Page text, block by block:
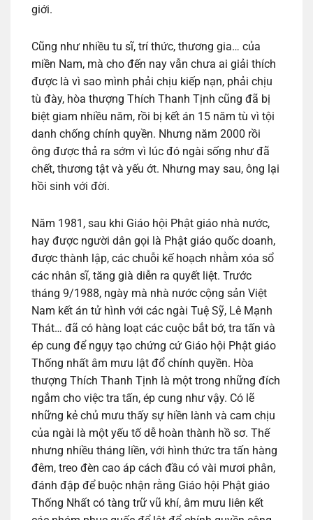
giới.
Cũng như nhiều tu sĩ, trí thức, thương gia… của
miền Nam, mà cho đến nay vẫn chưa ai giải thích
được là vì sao mình phải chịu kiếp nạn, phải chịu
tù đày, hòa thượng Thích Thanh Tịnh cũng đã bị
biệt giam nhiều năm, rồi bị kết án 15 năm tù vì tội
danh chống chính quyền. Nhưng năm 2000 rồi
ông được thả ra sớm vì lúc đó ngài sống như đã
chết, thương tật và yếu ớt. Nhưng may sau, ông lại
hồi sinh với đời.
Năm 1981, sau khi Giáo hội Phật giáo nhà nước,
hay được người dân gọi là Phật giáo quốc doanh,
được thành lập, các chuỗi kế hoạch nhằm xóa sổ
các nhân sĩ, tăng già diễn ra quyết liệt. Trước
tháng 9/1988, ngày mà nhà nước cộng sản Việt
Nam kết án tử hình với các ngài Tuệ Sỹ, Lê Mạnh
Thát… đã có hàng loạt các cuộc bắt bớ, tra tấn và
ép cung để ngụy tạo chứng cứ Giáo hội Phật giáo
Thống nhất âm mưu lật đổ chính quyền. Hòa
thượng Thích Thanh Tịnh là một trong những đích
ngắm cho việc tra tấn, ép cung như vậy. Có lẽ
những kẻ chủ mưu thấy sự hiền lành và cam chịu
của ngài là một yếu tố dễ hoàn thành hồ sơ. Thế
nhưng nhiều tháng liền, với hình thức tra tấn hàng
đêm, treo đèn cao áp cách đầu có vài mươi phân,
đánh đập để buộc nhận rằng Giáo hội Phật giáo
Thống Nhất có tàng trữ vũ khí, âm mưu liên kết